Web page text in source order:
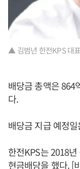
▲ 김범년 한전KPS 대
배당금 총액은 864
다.
배당금 지급 예정
한전KPS는 2018
현금배당을 했다. [